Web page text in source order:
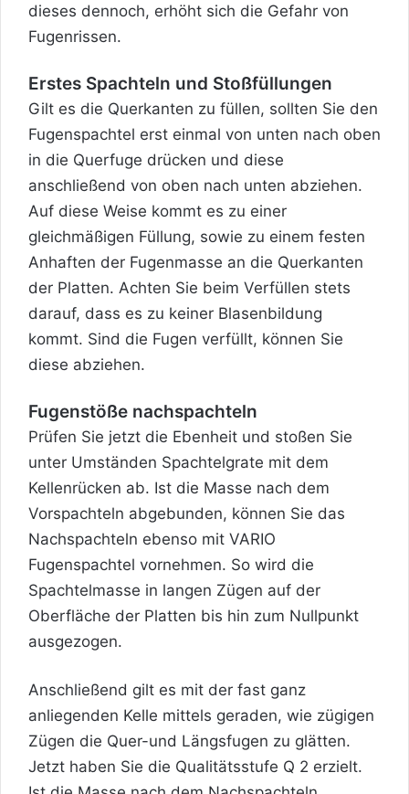
dieses dennoch, erhöht sich die Gefahr von
Fugenrissen.
Erstes Spachteln und Stoßfüllungen
Gilt es die Querkanten zu füllen, sollten Sie den
Fugenspachtel erst einmal von unten nach oben
in die Querfuge drücken und diese
anschließend von oben nach unten abziehen.
Auf diese Weise kommt es zu einer
gleichmäßigen Füllung, sowie zu einem festen
Anhaften der Fugenmasse an die Querkanten
der Platten. Achten Sie beim Verfüllen stets
darauf, dass es zu keiner Blasenbildung
kommt. Sind die Fugen verfüllt, können Sie
diese abziehen.
Fugenstöße nachspachteln
Prüfen Sie jetzt die Ebenheit und stoßen Sie
unter Umständen Spachtelgrate mit dem
Kellenrücken ab. Ist die Masse nach dem
Vorspachteln abgebunden, können Sie das
Nachspachteln ebenso mit VARIO
Fugenspachtel vornehmen. So wird die
Spachtelmasse in langen Zügen auf der
Oberfläche der Platten bis hin zum Nullpunkt
ausgezogen.
Anschließend gilt es mit der fast ganz
anliegenden Kelle mittels geraden, wie zügigen
Zügen die Quer-und Längsfugen zu glätten.
Jetzt haben Sie die Qualitätsstufe Q 2 erzielt.